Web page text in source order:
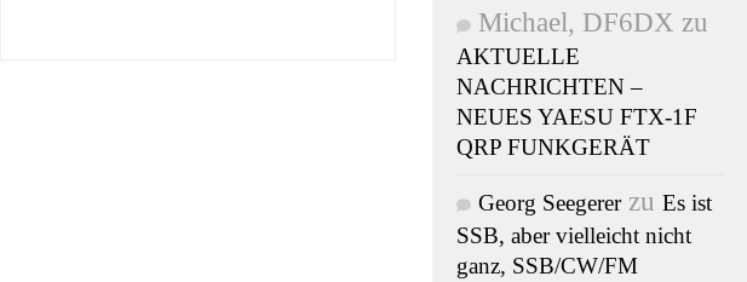
Michael, DF6DX zu
AKTUELLE
NACHRICHTEN –
NEUES YAESU FTX-1F
QRP FUNKGERÄT
Georg Seegererzu Es ist
SSB, aber vielleicht nicht
ganz, SSB/CW/FM